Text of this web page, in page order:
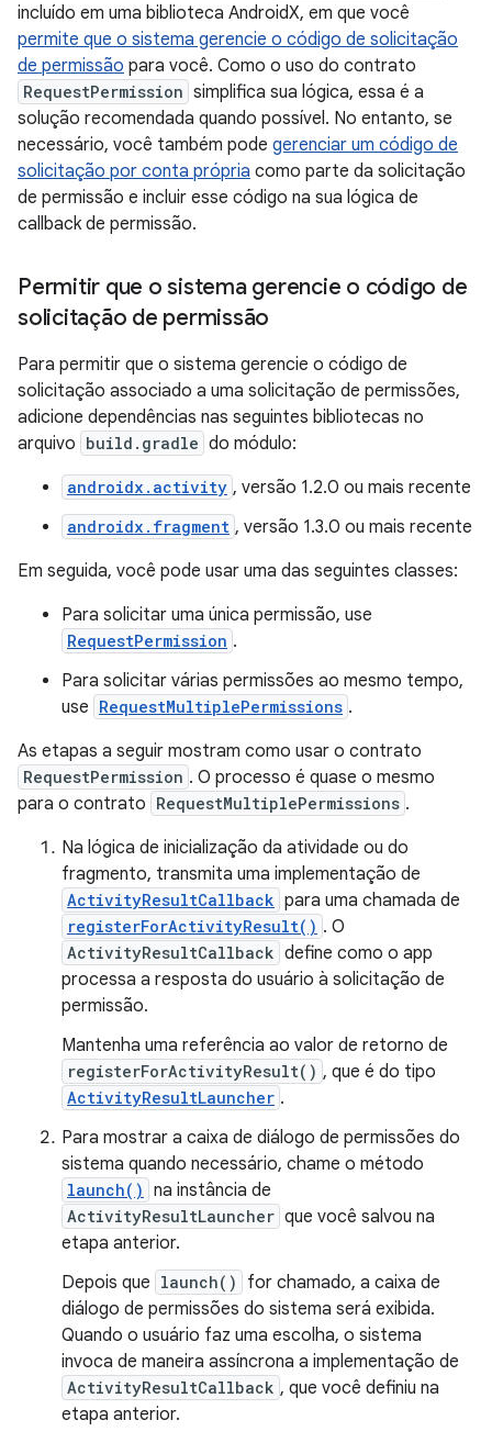
incluído em uma biblioteca AndroidX, em que você
permite que o sistema gerencie o código de solicitação
de permissão para você. Como o uso do contrato
RequestPermission simplifica sua lógica, essa é a
solução recomendada quando possível. No entanto, se
necessário, você também pode gerenciar um código de
solicitação por conta própria como parte da solicitação
de permissão e incluir esse código na sua lógica de
callback de permissão.
Permitir que o sistema gerencie o código de
solicitação de permissão
Para permitir que o sistema gerencie o código de
solicitação associado a uma solicitação de permissões,
adicione dependências nas seguintes bibliotecas no
arquivo build.gradle do módulo:
androidx.activity , versão 1.2.0 ou mais recente
androidx.fragment , versão 1.3.0 ou mais recente
Em seguida, você pode usar uma das seguintes classes:
Para solicitar uma única permissão, use
RequestPermission .
Para solicitar várias permissões ao mesmo tempo,
use RequestMultiplePermissions .
As etapas a seguir mostram como usar o contrato
RequestPermission . O processo é quase o mesmo
para o contrato RequestMultiplePermissions .
Na lógica de inicialização da atividade ou do
fragmento, transmita uma implementação de
ActivityResultCallback para uma chamada de
registerForActivityResult() . O
ActivityResultCallback define como o app
processa a resposta do usuário à solicitação de
permissão.
Mantenha uma referência ao valor de retorno de
registerForActivityResult() , que é do tipo
ActivityResultLauncher .
Para mostrar a caixa de diálogo de permissões do
sistema quando necessário, chame o método
launch() na instância de
ActivityResultLauncher que você salvou na
etapa anterior.
Depois que launch()
for chamado, a caixa de
diálogo de permissões do sistema será exibida.
Quando o usuário faz uma escolha, o sistema
invoca de maneira assíncrona a implementação de
ActivityResultCallback , que você definiu na
etapa anterior.